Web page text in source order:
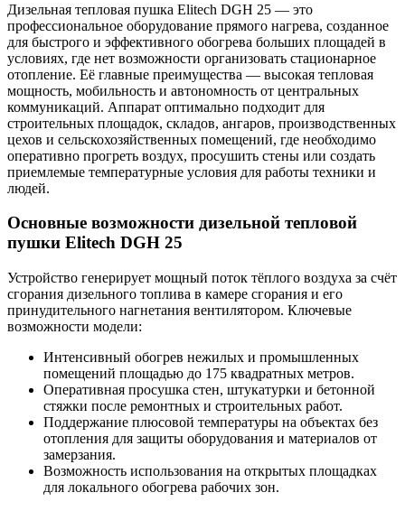
Дизельная тепловая пушка Elitech DGH 25 — это
профессиональное оборудование прямого нагрева, созданное
для быстрого и эффективного обогрева больших площадей в
условиях, где нет возможности организовать стационарное
отопление. Её главные преимущества — высокая тепловая
мощность, мобильность и автономность от центральных
коммуникаций. Аппарат оптимально подходит для
строительных площадок, складов, ангаров, производственных
цехов и сельскохозяйственных помещений, где необходимо
оперативно прогреть воздух, просушить стены или создать
приемлемые температурные условия для работы техники и
людей.
Основные возможности дизельной тепловой
пушки Elitech DGH 25
Устройство генерирует мощный поток тёплого воздуха за счёт
сгорания дизельного топлива в камере сгорания и его
принудительного нагнетания вентилятором. Ключевые
возможности модели:
Интенсивный обогрев нежилых и промышленных
помещений площадью до 175 квадратных метров.
Оперативная просушка стен, штукатурки и бетонной
стяжки после ремонтных и строительных работ.
Поддержание плюсовой температуры на объектах без
отопления для защиты оборудования и материалов от
замерзания.
Возможность использования на открытых площадках
для локального обогрева рабочих зон.